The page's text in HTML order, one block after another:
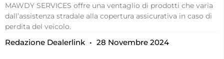
MAWDY SERVICES offre una ventaglio di prodotti che varia
dall’assistenza stradale alla copertura assicurativa in caso di
perdita del veicolo.
Redazione Dealerlink 28 Novembre 2024